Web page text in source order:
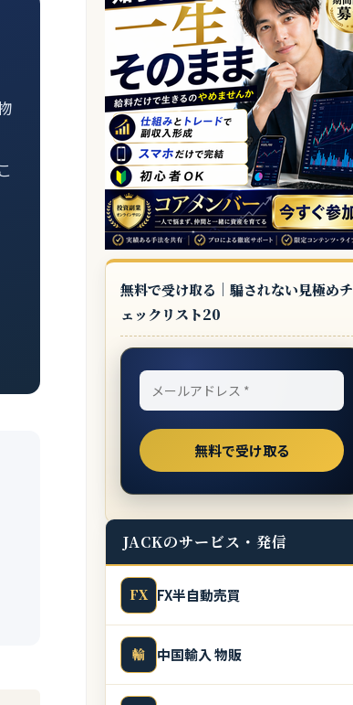
無料で受け取る｜騙されない見極めチ
ェックリスト20
JACKのサービス・発信
FX FX半自動売買
輸 中国輸入 物販